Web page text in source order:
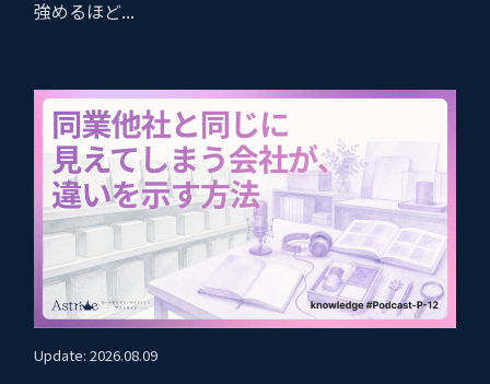
強めるほど...
Update: 2026.08.09